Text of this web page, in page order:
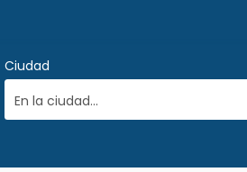
Ciudad
En la ciudad...